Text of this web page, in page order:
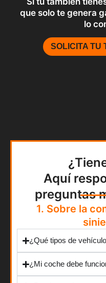
que solo te genera
lo
SOLICITA TU
Aquí
preguntas
1. Sobre la
¿Qué tipos de
¿Mi coche debe